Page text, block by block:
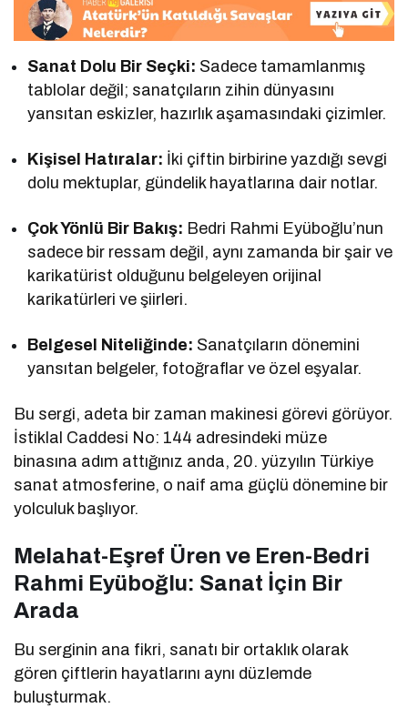
Sanat Dolu Bir Seçki: Sadece tamamlanmış
tablolar değil; sanatçıların zihin dünyasını
yansıtan eskizler, hazırlık aşamasındaki çizimler.
Kişisel Hatıralar: İki çiftin birbirine yazdığı sevgi
dolu mektuplar, gündelik hayatlarına dair notlar.
Çok Yönlü Bir Bakış: Bedri Rahmi Eyüboğlu’nun
sadece bir ressam değil, aynı zamanda bir şair ve
karikatürist olduğunu belgeleyen orijinal
karikatürleri ve şiirleri.
Belgesel Niteliğinde: Sanatçıların dönemini
yansıtan belgeler, fotoğraflar ve özel eşyalar.
Bu sergi, adeta bir zaman makinesi görevi görüyor.
İstiklal Caddesi No: 144 adresindeki müze
binasına adım attığınız anda, 20. yüzyılın Türkiye
sanat atmosferine, o naif ama güçlü dönemine bir
yolculuk başlıyor.
Melahat-Eşref Üren ve Eren-Bedri
Rahmi Eyüboğlu: Sanat İçin Bir
Arada
Bu serginin ana fikri, sanatı bir ortaklık olarak
gören çiftlerin hayatlarını aynı düzlemde
buluşturmak.